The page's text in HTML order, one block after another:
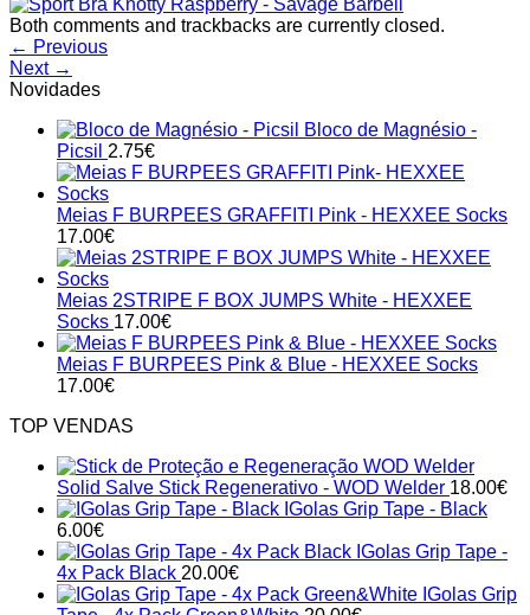
Both comments and trackbacks are currently closed.
← Previous
Next →
Novidades
Bloco de Magnésio -
Picsil 2.75€
Meias F BURPEES GRAFFITI Pink - HEXXEE Socks
17.00€
Meias 2STRIPE F BOX JUMPS White - HEXXEE
Socks 17.00€
Meias F BURPEES Pink & Blue - HEXXEE Socks
17.00€
TOP VENDAS
Solid Salve Stick Regenerativo - WOD Welder 18.00€
IGolas Grip Tape - Black
6.00€
IGolas Grip Tape -
4x Pack Black 20.00€
IGolas Grip